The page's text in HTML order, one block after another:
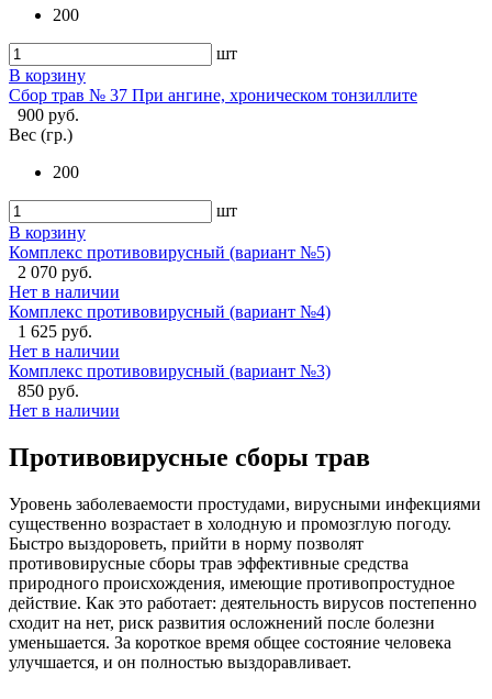
200
шт
В корзину
Сбор трав № 37 При ангине, хроническом тонзиллите
900 руб.
Вес (гр.)
200
шт
В корзину
Комплекс противовирусный (вариант №5)
2 070 руб.
Нет в наличии
Комплекс противовирусный (вариант №4)
1 625 руб.
Нет в наличии
Комплекс противовирусный (вариант №3)
850 руб.
Нет в наличии
Противовирусные сборы трав
Уровень заболеваемости простудами, вирусными инфекциями
существенно возрастает в холодную и промозглую погоду.
Быстро выздороветь, прийти в норму позволят
противовирусные сборы трав эффективные средства
природного происхождения, имеющие противопростудное
действие. Как это работает: деятельность вирусов постепенно
сходит на нет, риск развития осложнений после болезни
уменьшается. За короткое время общее состояние человека
улучшается, и он полностью выздоравливает.